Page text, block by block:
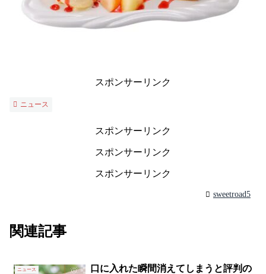
スポンサーリンク
ニュース
スポンサーリンク
スポンサーリンク
スポンサーリンク
sweetroad5
関連記事
ニュース
口に入れた瞬間消えてしまうと評判の